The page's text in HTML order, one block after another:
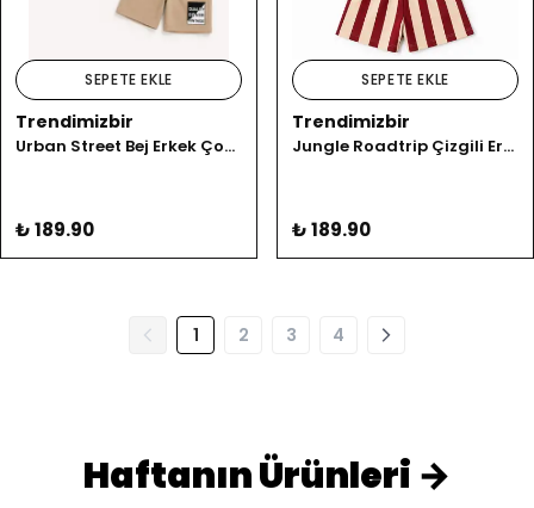
SEPETE EKLE
Trendimizbir
Urban Street Bej Erkek Çocuk Şortlu Takım
₺ 189.90
SEPETE EKLE
Trendimizbir
Jungle Roadtrip Çizgili Erkek Çocuk Şortlu Takım
₺ 189.90
1 2 3 4
Haftanın Ürünleri →